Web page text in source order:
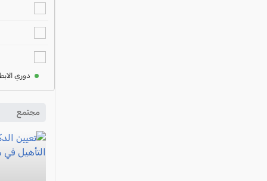
دوري
مجتمع